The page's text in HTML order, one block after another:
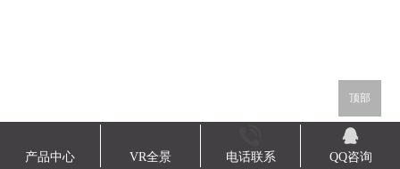
产品中心 VR全景 电话联系 QQ咨询
顶部